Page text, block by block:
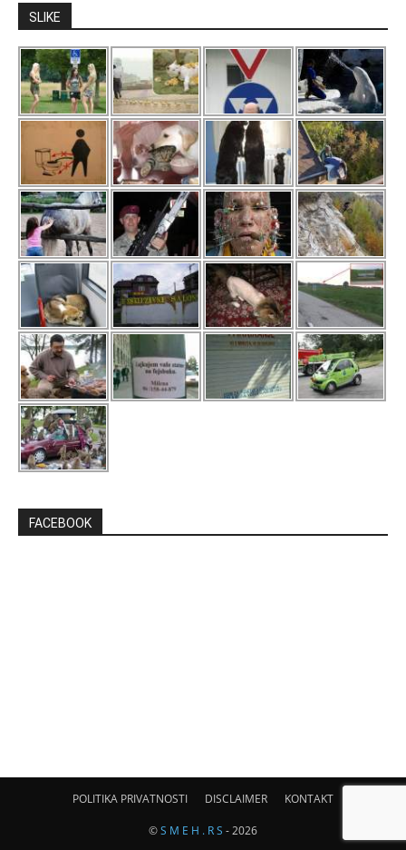
SLIKE
FACEBOOK
POLITIKA PRIVATNOSTI DISCLAIMER KONTAKT
©S M E H . R S - 2026